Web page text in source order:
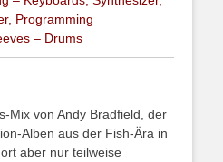
Programming
– Drums
Mix von Andy Bradfield, der
Alben aus der Fish-Ära in
aber nur teilweise